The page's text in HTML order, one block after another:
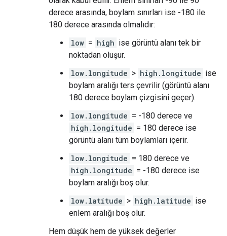
derece arasında, boylam sınırları ise -180 ile
180 derece arasında olmalıdır:
low = high ise görüntü alanı tek bir
noktadan oluşur.
low.longitude > high.longitude ise
boylam aralığı ters çevrilir (görüntü alanı
180 derece boylam çizgisini geçer).
low.longitude = -180 derece ve
high.longitude = 180 derece ise
görüntü alanı tüm boylamları içerir.
low.longitude = 180 derece ve
high.longitude = -180 derece ise
boylam aralığı boş olur.
low.latitude > high.latitude ise
enlem aralığı boş olur.
Hem düşük hem de yüksek değerler